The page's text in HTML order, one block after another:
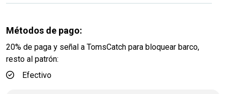
Métodos de pago:
20% de paga y señal a TomsCatch para bloquear barco,
resto al patrón:
Efectivo